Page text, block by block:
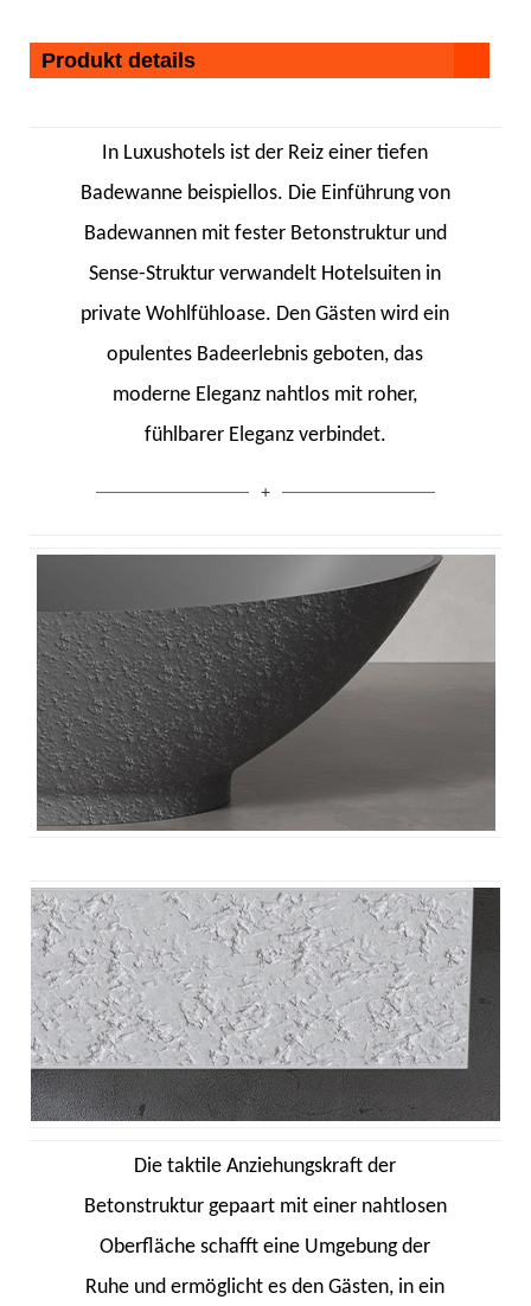
Produkt details
In Luxushotels ist der Reiz einer tiefen
Badewanne beispiellos. Die Einführung von
Badewannen mit fester Betonstruktur und
Sense-Struktur verwandelt Hotelsuiten in
private Wohlfühloase. Den Gästen wird ein
opulentes Badeerlebnis geboten, das
moderne Eleganz nahtlos mit roher,
fühlbarer Eleganz verbindet.
Die taktile Anziehungskraft der
Betonstruktur gepaart mit einer nahtlosen
Oberfläche schafft eine Umgebung der
Ruhe und ermöglicht es den Gästen, in ein